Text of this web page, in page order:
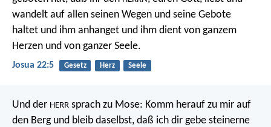
wandelt auf allen seinen Wegen und seine Gebote
haltet und ihm anhanget und ihm dient von ganzem
Herzen und von ganzer Seele.
Josua 22:5 Gesetz Herz Seele
Und der HERR sprach zu Mose: Komm herauf zu mir auf
den Berg und bleib daselbst, daß ich dir gebe steinerne